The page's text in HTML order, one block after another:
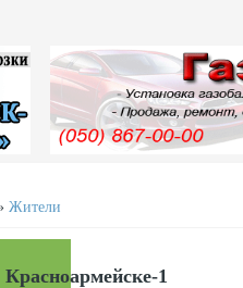
Жители
Красноармейске-1